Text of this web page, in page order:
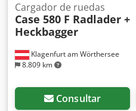
Klagenfurt am Wörthersee
8.809 km
Cargador de ruedas
Case 580 F Radlader +
Heckbagger
Consultar